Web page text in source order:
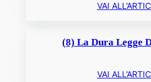
VAI
(8) La Dura Legge
VAI